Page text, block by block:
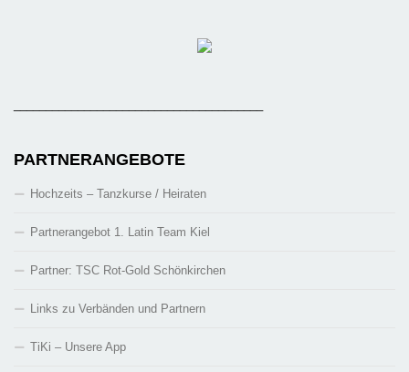
PARTNERANGEBOTE
Hochzeits – Tanzkurse / Heiraten
Partnerangebot 1. Latin Team Kiel
Partner: TSC Rot-Gold Schönkirchen
Links zu Verbänden und Partnern
TiKi – Unsere App